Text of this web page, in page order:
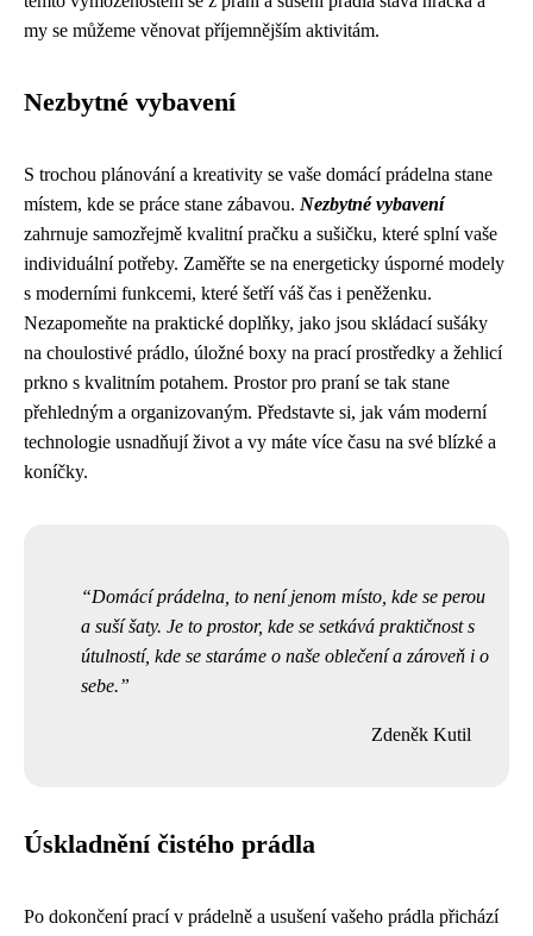
my se můžeme věnovat příjemnějším aktivitám.
Nezbytné vybavení
S trochou plánování a kreativity se vaše domácí prádelna stane
místem, kde se práce stane zábavou. Nezbytné vybavení
zahrnuje samozřejmě kvalitní pračku a sušičku, které splní vaše
individuální potřeby. Zaměřte se na energeticky úsporné modely
s moderními funkcemi, které šetří váš čas i peněženku.
Nezapomeňte na praktické doplňky, jako jsou skládací sušáky
na choulostivé prádlo, úložné boxy na prací prostředky a žehlicí
prkno s kvalitním potahem. Prostor pro praní se tak stane
přehledným a organizovaným. Představte si, jak vám moderní
technologie usnadňují život a vy máte více času na své blízké a
koníčky.
Domácí prádelna, to není jenom místo, kde se perou
a suší šaty. Je to prostor, kde se setkává praktičnost s
útulností, kde se staráme o naše oblečení a zároveň i o
sebe.
Zdeněk Kutil
Úskladnění čistého prádla
Po dokončení prací v prádelně a usušení vašeho prádla přichází